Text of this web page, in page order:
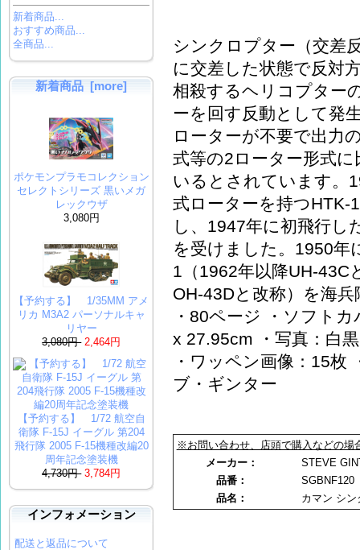
新着商品...
おすすめ商品...
全商品...
新着商品 [more]
ポケモンプラモコレクション
セレクトシリーズ 黒いメガ
レックウザ
3,080円
【予約する】 1/35MM アメ
リカ M3A2 パーソナルキャ
リヤー
3,080円 2,464円
【予約する】 1/72 航空自
衛隊 F-15J イーグル 第204
飛行隊 2005 F-15機種改編20
周年記念塗装機
4,730円 3,784円
インフォメーション
配送と返品について
シンクロプター（交差
に交差した状態で反対
相殺するヘリコプター
ーを回す反動として発
ローターが不要で出力
式等の2ローター形式
いるとされています。
式ローターを持つHTK-
し、1947年に初飛行し
を受けました。1950年
1（1962年以降UH-43C
OH-43Dと改称）を海
・80ページ ・ソフト
x 27.95cm ・写真：白
・ワッペン画像：15枚
ブ・ギンター
※お問い合わせ、店頭で購入などの場
メーカー：
STEVE
品番：
SGBNF120
品名：
カマン シン